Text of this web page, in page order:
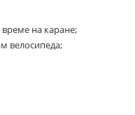
на каране;
велосипеда;